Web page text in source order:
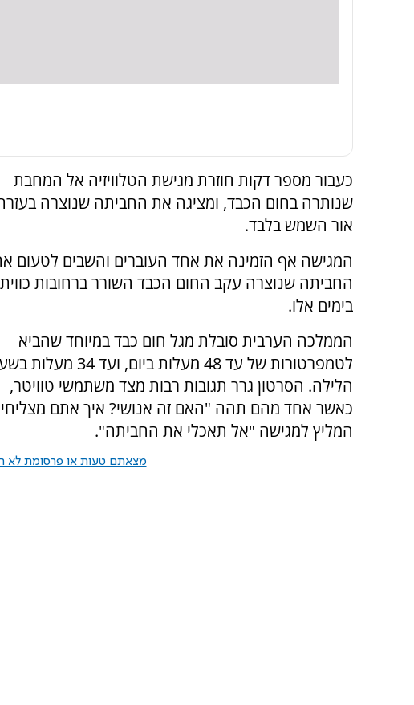
כעבור מספר דקות חוזרת מגישת הטלוויזיה אל המחבת
שנותרה בחום הכבד, ומציגה את החביתה שנוצרה
אור השמש בלבד.
המגישה אף הזמינה את אחד העוברים והשבים לטעום
החביתה שנוצרה עקב החום הכבד השורר ברחובות כווית
בימים אלו.
הממלכה הערבית סובלת מגל חום כבד במיוחד שהביא
לטמפרטורות של עד 48 מעלות ביום, ועד 34
הלילה. הסרטון גרר תגובות רבות מצד משתמשי טוויטר,
כאשר אחד מהם תהה "האם זה אנושי? איך אתם
המליץ למגישה "אל תאכלי את החביתה".
מצאתם טעות או פרסומת לא